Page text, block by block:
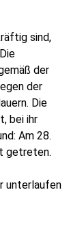
sind,
der
der
Die
bei ihr
Am 28.
getreten.
unterlaufen